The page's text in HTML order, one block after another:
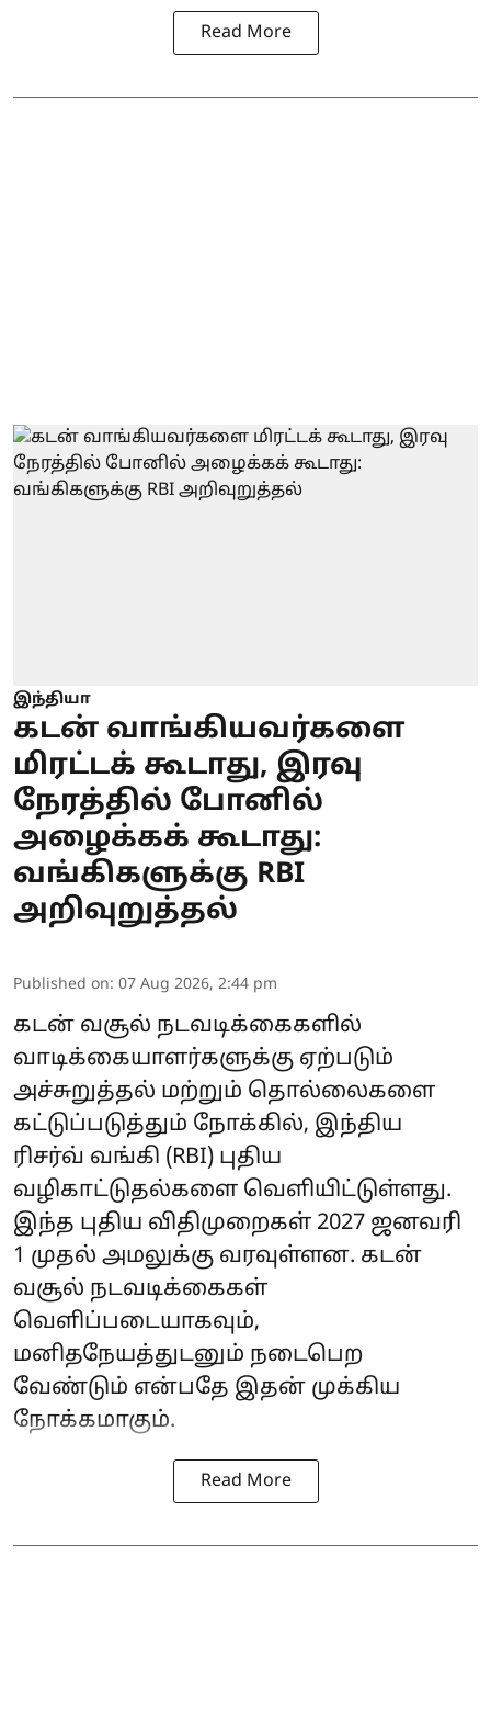
Read More
இந்தியா
கடன் வாங்கியவர்களை
மிரட்டக் கூடாது, இரவு
நேரத்தில் போனில்
அழைக்கக் கூடாது:
வங்கிகளுக்கு RBI
அறிவுறுத்தல்
Published on: 07 Aug 2026, 2:44 pm
கடன் வசூல் நடவடிக்கைகளில்
வாடிக்கையாளர்களுக்கு ஏற்படும்
அச்சுறுத்தல் மற்றும் தொல்லைகளை
கட்டுப்படுத்தும் நோக்கில், இந்திய
ரிசர்வ் வங்கி (RBI) புதிய
வழிகாட்டுதல்களை வெளியிட்டுள்ளது.
இந்த புதிய விதிமுறைகள் 2027 ஜனவரி
1 முதல் அமலுக்கு வரவுள்ளன. கடன்
வசூல் நடவடிக்கைகள்
வெளிப்படையாகவும்,
மனிதநேயத்துடனும் நடைபெற
வேண்டும் என்பதே இதன் முக்கிய
நோக்கமாகும்.
Read More